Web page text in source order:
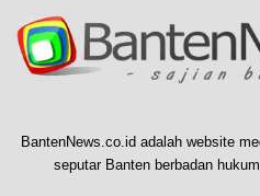
BantenNews.co.id adalah website
seputar Banten berbadan